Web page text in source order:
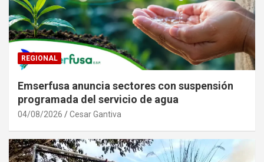
REGIONAL
Emserfusa anuncia sectores con suspensión
programada del servicio de agua
04/08/2026 Cesar Gantiva